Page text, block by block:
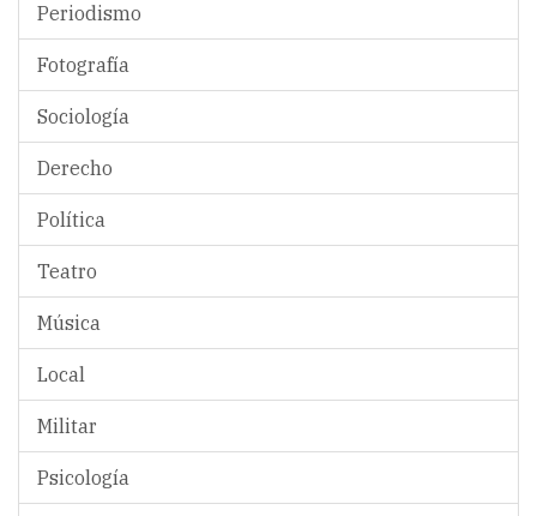
Periodismo
Fotografía
Sociología
Derecho
Política
Teatro
Música
Local
Militar
Psicología